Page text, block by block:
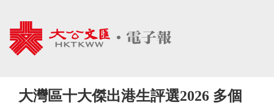
大灣區十大傑出港生評選2026 多個